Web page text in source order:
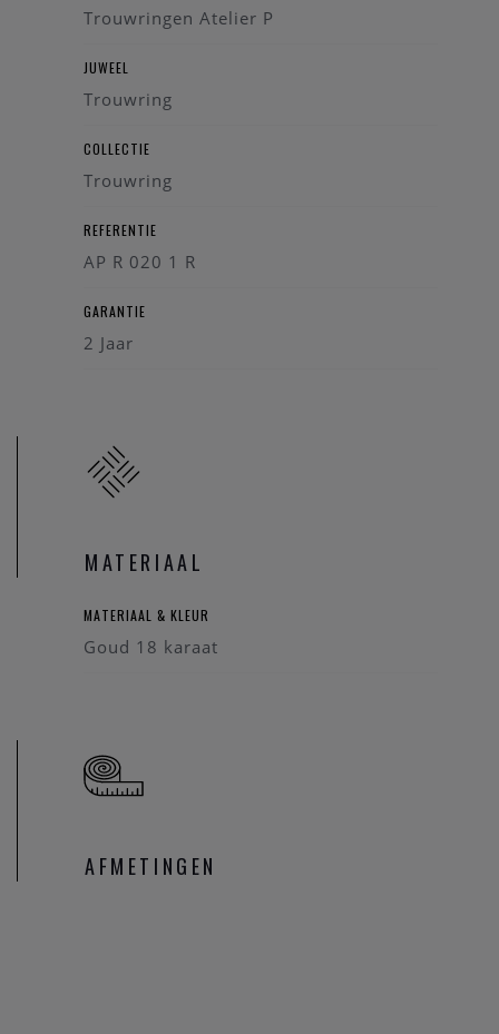
Trouwringen Atelier P
JUWEEL
Trouwring
COLLECTIE
Trouwring
REFERENTIE
AP R 020 1 R
GARANTIE
2 Jaar
MATERIAAL
MATERIAAL & KLEUR
Goud 18 karaat
AFMETINGEN